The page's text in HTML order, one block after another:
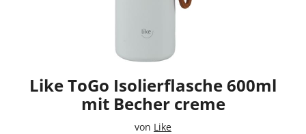
Like ToGo Isolierflasche 600ml
mit Becher creme
von Like